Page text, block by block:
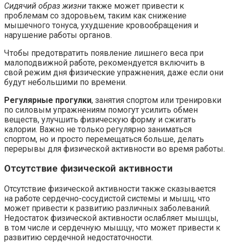
Сидячий образ жизни также может привести к
проблемам со здоровьем, таким как снижение
мышечного тонуса, ухудшение кровообращения и
нарушение работы органов.
Чтобы предотвратить появление лишнего веса при
малоподвижной работе, рекомендуется включить в
свой режим дня физические упражнения, даже если они
будут небольшими по времени.
Регулярные прогулки, занятия спортом или тренировки
по силовым упражнениям помогут усилить обмен
веществ, улучшить физическую форму и сжигать
калории. Важно не только регулярно заниматься
спортом, но и просто перемещаться больше, делать
перерывы для физической активности во время работы.
Отсутствие физической активности
Отсутствие физической активности также сказывается
на работе сердечно-сосудистой системы и мышц, что
может привести к развитию различных заболеваний.
Недостаток физической активности ослабляет мышцы,
в том числе и сердечную мышцу, что может привести к
развитию сердечной недостаточности.